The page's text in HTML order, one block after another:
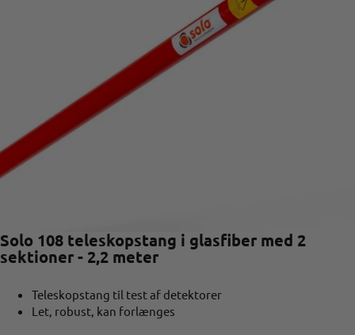
Solo 108 teleskopstang i glasfiber med 2
sektioner - 2,2 meter
Teleskopstang til test af detektorer
Let, robust, kan forlænges